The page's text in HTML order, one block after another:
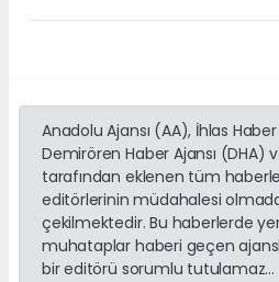
Anadolu Ajansı (AA), İhlas Haber
Demirören Haber Ajansı (DHA)
tarafından eklenen tüm
editörlerinin müdahalesi
çekilmektedir. Bu haberlerde
muhataplar haberi geçen
bir editörü sorumlu tutulamaz...